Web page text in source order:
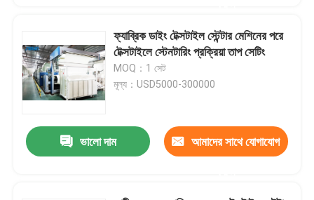
ফ্যাব্রিক ডাইং টেক্সটাইল স্টেন্টার মেশিনের পরে
টেক্সটাইলে স্টেনটারিং প্রক্রিয়া তাপ সেটিং
MOQ：1 সেট
মূল্য：USD5000-300000
ভালো দাম আমাদের সাথে যোগাযোগ